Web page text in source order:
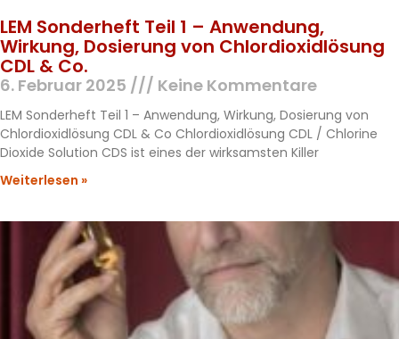
LEM Sonderheft Teil 1 – Anwendung,
Wirkung, Dosierung von Chlordioxidlösung
CDL & Co.
6. Februar 2025 Keine Kommentare
LEM Sonderheft Teil 1 – Anwendung, Wirkung, Dosierung von
Chlordioxidlösung CDL & Co Chlordioxidlösung CDL / Chlorine
Dioxide Solution CDS ist eines der wirksamsten Killer
Weiterlesen »